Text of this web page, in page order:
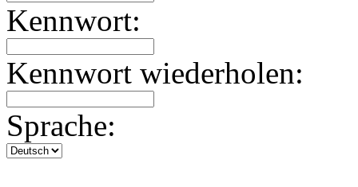
Kennwort:
Kennwort wiederholen:
Sprache: